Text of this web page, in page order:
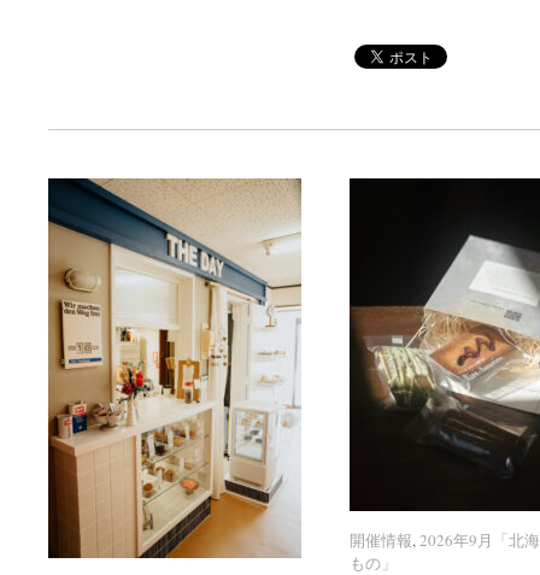
開催情報,2026年9月「北
もの」
開催情報 2026年9月「北
もの」